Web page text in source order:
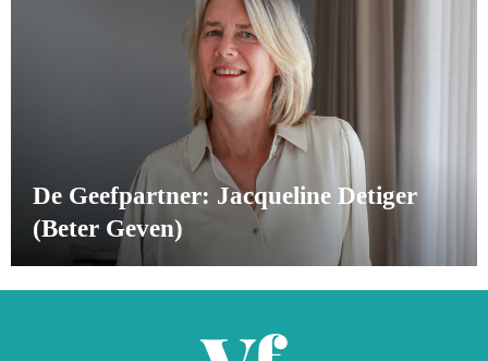
De Geefpartner: Jacqueline Detiger
(Beter Geven)